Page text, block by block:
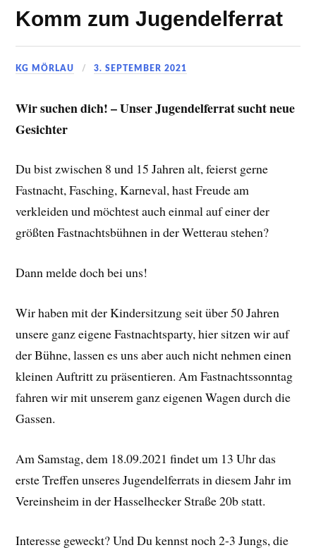
Komm zum Jugendelferrat
KG MÖRLAU 3. SEPTEMBER 2021
Wir suchen dich! – Unser Jugendelferrat sucht neue
Gesichter
Du bist zwischen 8 und 15 Jahren alt, feierst gerne
Fastnacht, Fasching, Karneval, hast Freude am
verkleiden und möchtest auch einmal auf einer der
größten Fastnachtsbühnen in der Wetterau stehen?
Dann melde doch bei uns!
Wir haben mit der Kindersitzung seit über 50 Jahren
unsere ganz eigene Fastnachtsparty, hier sitzen wir auf
der Bühne, lassen es uns aber auch nicht nehmen einen
kleinen Auftritt zu präsentieren. Am Fastnachtssonntag
fahren wir mit unserem ganz eigenen Wagen durch die
Gassen.
Am Samstag, dem 18.09.2021 findet um 13 Uhr das
erste Treffen unseres Jugendelferrats in diesem Jahr im
Vereinsheim in der Hasselhecker Straße 20b statt.
Interesse geweckt? Und Du kennst noch 2-3 Jungs, die